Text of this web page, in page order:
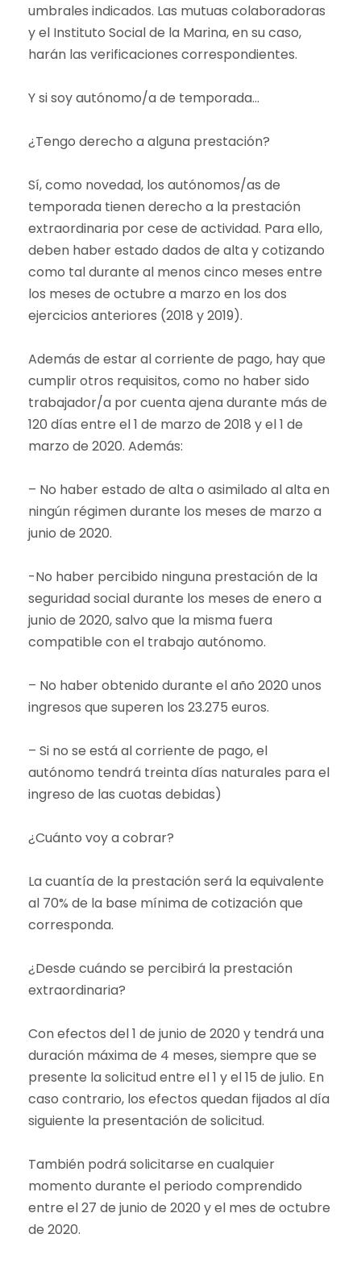
umbrales indicados. Las mutuas colaboradoras
y el Instituto Social de la Marina, en su caso,
harán las verificaciones correspondientes.
Y si soy autónomo/a de temporada…
¿Tengo derecho a alguna prestación?
Sí, como novedad, los autónomos/as de
temporada tienen derecho a la prestación
extraordinaria por cese de actividad. Para ello,
deben haber estado dados de alta y cotizando
como tal durante al menos cinco meses entre
los meses de octubre a marzo en los dos
ejercicios anteriores (2018 y 2019).
Además de estar al corriente de pago, hay que
cumplir otros requisitos, como no haber sido
trabajador/a por cuenta ajena durante más de
120 días entre el 1 de marzo de 2018 y el 1 de
marzo de 2020. Además:
– No haber estado de alta o asimilado al alta en
ningún régimen durante los meses de marzo a
junio de 2020.
-No haber percibido ninguna prestación de la
seguridad social durante los meses de enero a
junio de 2020, salvo que la misma fuera
compatible con el trabajo autónomo.
– No haber obtenido durante el año 2020 unos
ingresos que superen los 23.275 euros.
– Si no se está al corriente de pago, el
autónomo tendrá treinta días naturales para el
ingreso de las cuotas debidas)
¿Cuánto voy a cobrar?
La cuantía de la prestación será la equivalente
al 70% de la base mínima de cotización que
corresponda.
¿Desde cuándo se percibirá la prestación
extraordinaria?
Con efectos del 1 de junio de 2020 y tendrá una
duración máxima de 4 meses, siempre que se
presente la solicitud entre el 1 y el 15 de julio. En
caso contrario, los efectos quedan fijados al día
siguiente la presentación de solicitud.
También podrá solicitarse en cualquier
momento durante el periodo comprendido
entre el 27 de junio de 2020 y el mes de octubre
de 2020.